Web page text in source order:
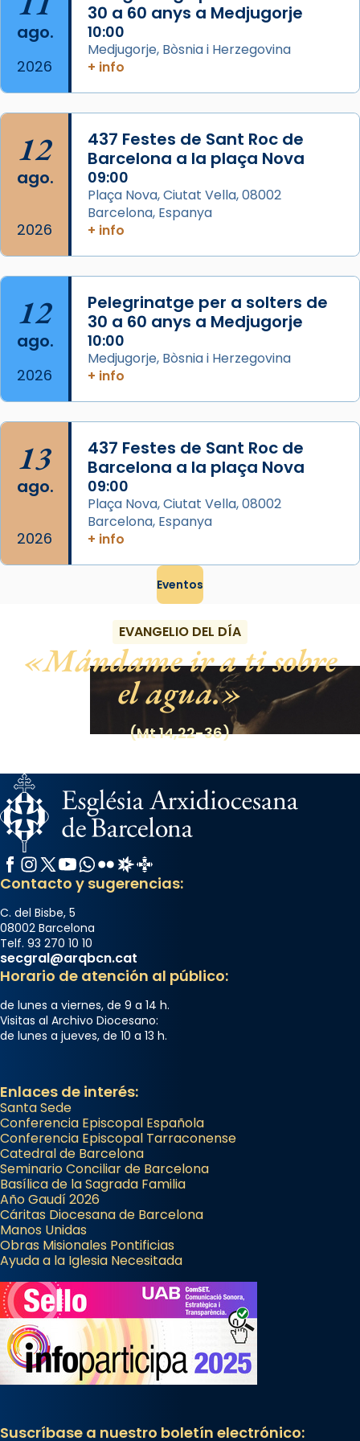
Arquebisbat de Barcelona
2 weeks ago
Acompanyant la història de sant Cugat, a
partir de l’Edat Mitjana sorgeix la tradició
que les santes Juliana (“relatiu a Júlia”) i
Semproniana (“relatiu a Semprònia =
eterna”) són deixebles seves. I l’any 1667, el
frare Joan Gaspar Roig, afirma en una obra
que les santes són filles de l’antiga Iluro.
Mataró en reivindicarà les relíq
Foto
View on Facebook ·
ago.
2026
30 a 60 anys a Medjugorje
10:00
Medjugorje, Bòsnia i Herzegovina
+ info
12
ago.
2026
437 Festes de Sant Roc de
Barcelona a la plaça Nova
09:00
Plaça Nova, Ciutat Vella, 08002
Barcelona, Espanya
+ info
12
ago.
2026
Pelegrinatge per a solters de
30 a 60 anys a Medjugorje
10:00
Medjugorje, Bòsnia i Herzegovina
+ info
13
ago.
2026
437 Festes de Sant Roc de
Barcelona a la plaça Nova
09:00
Plaça Nova, Ciutat Vella, 08002
Barcelona, Espanya
+ info
Eventos
EVANGELIO DEL DÍA
Mándame ir a ti sobre
el agua.
(Mt 14,22-36)
Facebook
Instagram
X / Twitter
YouTube
WhatsApp
FlickrRadio Estel
Catalunya Cristiana
Contacto y sugerencias:
C. del Bisbe, 5
08002 Barcelona
Telf. 93 270 10 10
secgral@arqbcn.cat
Horario de atención al público:
de lunes a viernes, de 9 a 14 h.
Visitas al Archivo Diocesano:
de lunes a jueves, de 10 a 13 h.
Enlaces de interés:
Santa Sede
Conferencia Episcopal Española
Conferencia Episcopal Tarraconense
Catedral de Barcelona
Seminario Conciliar de Barcelona
Basílica de la Sagrada Familia
Año Gaudí 2026
Cáritas Diocesana de Barcelona
Manos Unidas
Obras Misionales Pontificias
Ayuda a la Iglesia Necesitada
Suscríbase a nuestro boletín electrónico: